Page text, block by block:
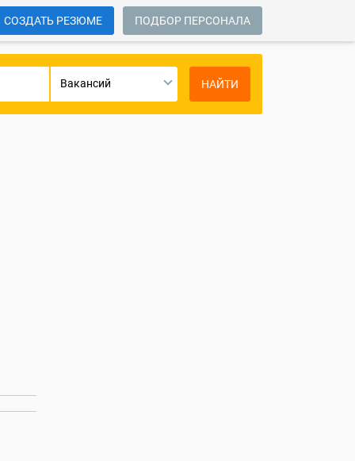
СОЗДАТЬ РЕЗЮМЕ ПОДБОР ПЕРСОНАЛА
Вакансий НАЙТИ